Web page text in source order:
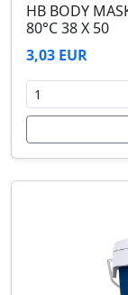
HB BODY
80°C 38 X 50
3,03 EUR